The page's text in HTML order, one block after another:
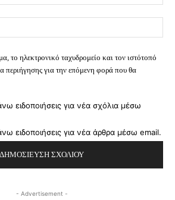
το ηλεκτρονικό ταχυδρομείο και τον ιστότοπό
περιήγησης για την επόμενη φορά που θα
ειδοποιήσεις για νέα σχόλια μέσω
ειδοποιήσεις για νέα άρθρα μέσω email.
- Advertisement -